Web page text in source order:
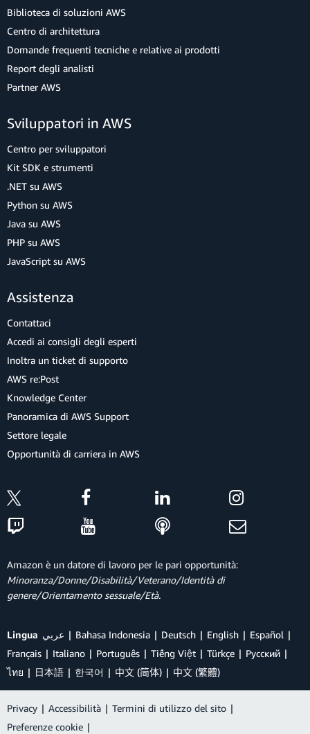
Biblioteca di soluzioni AWS
Centro di architettura
Domande frequenti tecniche e relative ai prodotti
Report degli analisti
Partner AWS
Sviluppatori in AWS
Centro per sviluppatori
Kit SDK e strumenti
.NET su AWS
Python su AWS
Java su AWS
PHP su AWS
JavaScript su AWS
Assistenza
Contattaci
Accedi ai consigli degli esperti
Inoltra un ticket di supporto
AWS re:Post
Knowledge Center
Panoramica di AWS Support
Settore legale
Opportunità di carriera in AWS
Amazon è un datore di lavoro per le pari opportunità:
Minoranza/Donne/Disabilità/Veterano/Identità di
genere/Orientamento sessuale/Età.
Lingua عربي Bahasa Indonesia Deutsch English
Español
Français
Italiano Português Tiếng Việt Türkçe
Ρусский
ไทย
日本語 한국어 中文 (简体) 中文 (繁體)
Privacy | Accessibilità | Termini di utilizzo del sito |
Preferenze cookie |